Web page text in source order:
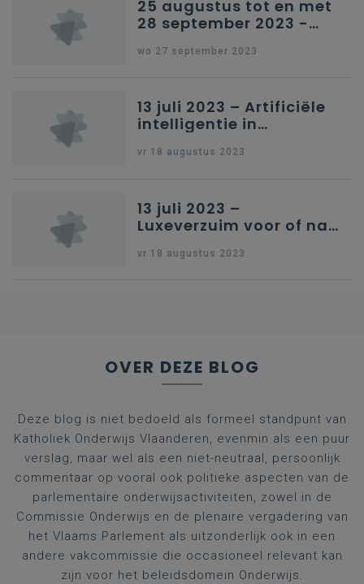
25 augustus tot en met
28 september 2023 -
wo 27 september 2023
13 juli 2023 – Artificiële
intelligentie in
vr 18 augustus 2023
13 juli 2023 –
Luxeverzuim voor of na
vr 18 augustus 2023
OVER DEZE BLOG
Deze blog is niet bedoeld als formeel standpunt van
Katholiek Onderwijs Vlaanderen, evenmin als een puur
verslag, maar wel als een niet-neutraal, persoonlijk
commentaar op vooral ook politieke aspecten van de
parlementaire onderwijsactiviteiten, zowel in de
Commissie Onderwijs en de plenaire vergadering van
het Vlaams Parlement als uitzonderlijk ook in een
andere vakcommissie die occasioneel relevant kan
zijn voor het beleidsdomein Onderwijs.